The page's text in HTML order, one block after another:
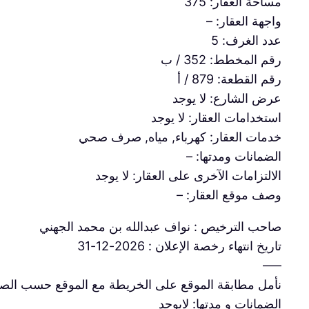
واجهة العقار: –
عدد الغرف: 5
رقم المخطط: 352 / ب
رقم القطعة: 879 / أ
عرض الشارع: لا يوجد
استخدامات العقار: لا يوجد
خدمات العقار: كهرباء, مياه, صرف صحي
الضمانات ومدتها: –
الالتزامات الآخرى على العقار: لا يوجد
وصف موقع العقار: –
صاحب الترخيص : نواف عبدالله بن محمد الجهني
تاريخ انتهاء رخصة الإعلان : 2026-12-31
—–
نأمل مطابقة الموقع على الخريطة مع الموقع حسب
الضمانات و مدتها: لايوجد